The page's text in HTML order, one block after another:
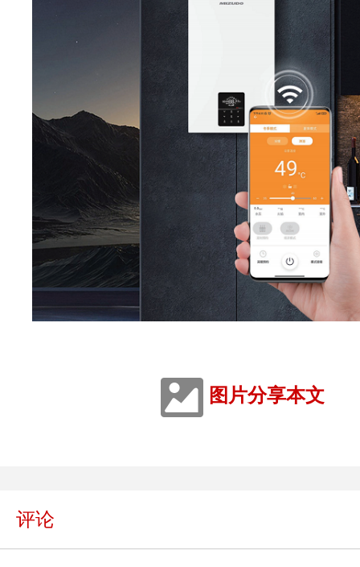
图片分享本文
评论